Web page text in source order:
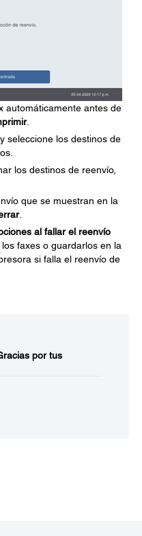
automáticamente antes de
.
y seleccione los destinos de
los destinos de reenvío,
que se muestran en la
.
al fallar el reenvío
faxes o guardarlos en la
si falla el reenvío de
por tus